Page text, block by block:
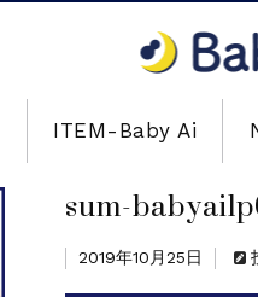
ITEM-Baby Ai
sum-
2019年10月25日